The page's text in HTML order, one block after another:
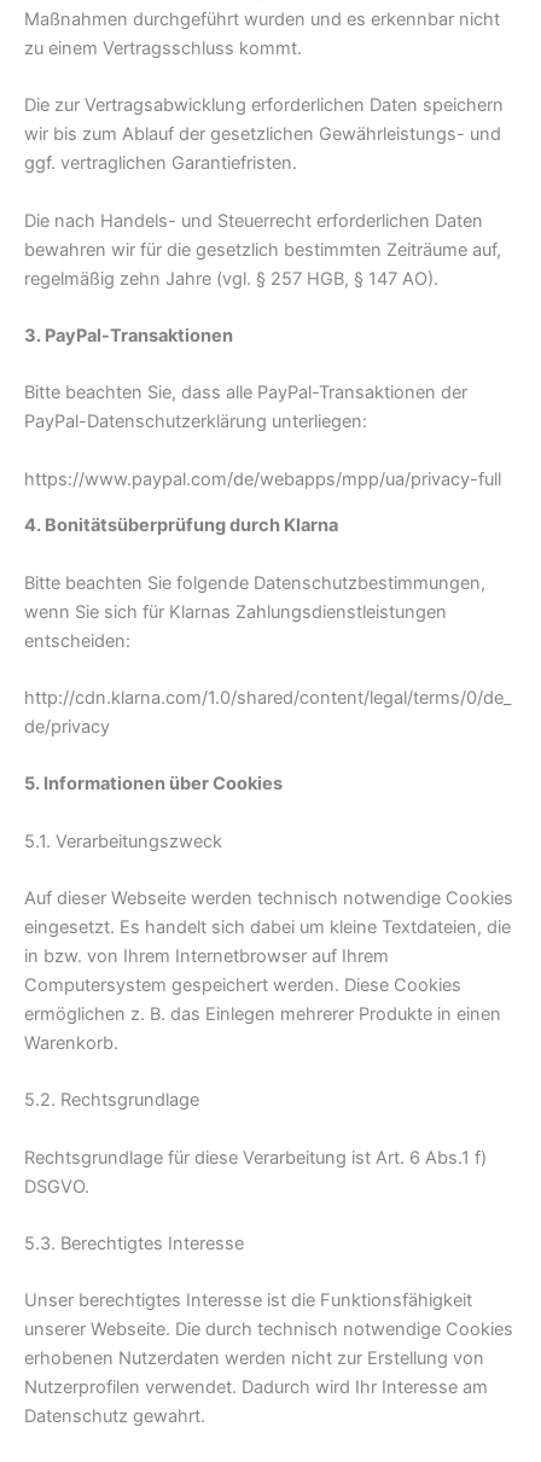
Maßnahmen durchgeführt wurden und es erkennbar nicht
zu einem Vertragsschluss kommt.
Die zur Vertragsabwicklung erforderlichen Daten speichern
wir bis zum Ablauf der gesetzlichen Gewährleistungs- und
ggf. vertraglichen Garantiefristen.
Die nach Handels- und Steuerrecht erforderlichen Daten
bewahren wir für die gesetzlich bestimmten Zeiträume auf,
regelmäßig zehn Jahre (vgl. § 257 HGB, § 147 AO).
3. PayPal-Transaktionen
Bitte beachten Sie, dass alle PayPal-Transaktionen der
PayPal-Datenschutzerklärung unterliegen:
https://www.paypal.com/de/webapps/mpp/ua/privacy-full
4. Bonitätsüberprüfung durch Klarna
Bitte beachten Sie folgende Datenschutzbestimmungen,
wenn Sie sich für Klarnas Zahlungsdienstleistungen
entscheiden:
http://cdn.klarna.com/1.0/shared/content/legal/terms/0/de_
de/privacy
5. Informationen über Cookies
5.1. Verarbeitungszweck
Auf dieser Webseite werden technisch notwendige Cookies
eingesetzt. Es handelt sich dabei um kleine Textdateien, die
in bzw. von Ihrem Internetbrowser auf Ihrem
Computersystem gespeichert werden. Diese Cookies
ermöglichen z. B. das Einlegen mehrerer Produkte in einen
Warenkorb.
5.2. Rechtsgrundlage
Rechtsgrundlage für diese Verarbeitung ist Art. 6 Abs.1 f)
DSGVO.
5.3. Berechtigtes Interesse
Unser berechtigtes Interesse ist die Funktionsfähigkeit
unserer Webseite. Die durch technisch notwendige Cookies
erhobenen Nutzerdaten werden nicht zur Erstellung von
Nutzerprofilen verwendet. Dadurch wird Ihr Interesse am
Datenschutz gewahrt.